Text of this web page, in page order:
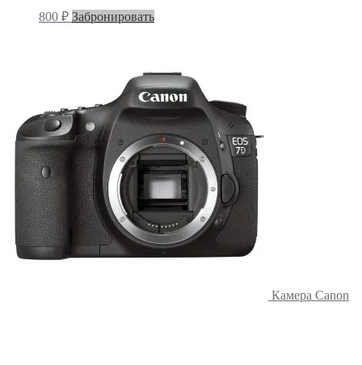
800 ₽ Забронировать
Камера Canon